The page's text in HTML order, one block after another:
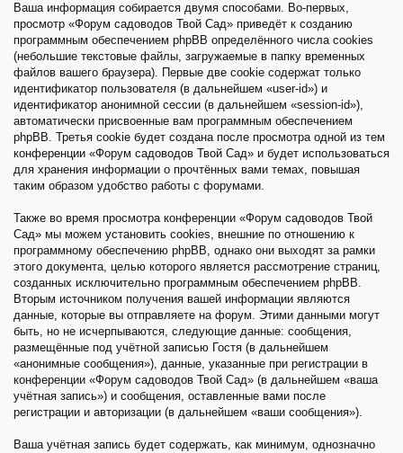
Ваша информация собирается двумя способами. Во-первых,
просмотр «Форум садоводов Твой Сад» приведёт к созданию
программным обеспечением phpBB определённого числа cookies
(небольшие текстовые файлы, загружаемые в папку временных
файлов вашего браузера). Первые две cookie содержат только
идентификатор пользователя (в дальнейшем «user-id») и
идентификатор анонимной сессии (в дальнейшем «session-id»),
автоматически присвоенные вам программным обеспечением
phpBB. Третья cookie будет создана после просмотра одной из тем
конференции «Форум садоводов Твой Сад» и будет использоваться
для хранения информации о прочтённых вами темах, повышая
таким образом удобство работы с форумами.
Также во время просмотра конференции «Форум садоводов Твой
Сад» мы можем установить cookies, внешние по отношению к
программному обеспечению phpBB, однако они выходят за рамки
этого документа, целью которого является рассмотрение страниц,
созданных исключительно программным обеспечением phpBB.
Вторым источником получения вашей информации являются
данные, которые вы отправляете на форум. Этими данными могут
быть, но не исчерпываются, следующие данные: сообщения,
размещённые под учётной записью Гостя (в дальнейшем
«анонимные сообщения»), данные, указанные при регистрации в
конференции «Форум садоводов Твой Сад» (в дальнейшем «ваша
учётная запись») и сообщения, оставленные вами после
регистрации и авторизации (в дальнейшем «ваши сообщения»).
Ваша учётная запись будет содержать, как минимум, однозначно